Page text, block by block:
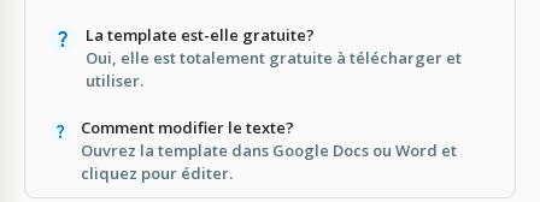
La template est-elle gratuite?
Oui, elle est totalement gratuite à télécharger et
utiliser.
Comment modifier le texte?
Ouvrez la template dans Google Docs ou Word et
cliquez pour éditer.